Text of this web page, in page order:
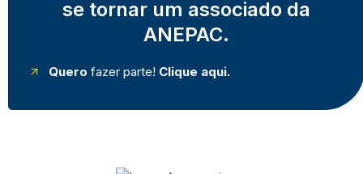
se tornar um associado da
ANEPAC.
Quero fazer parte! Clique aqui.